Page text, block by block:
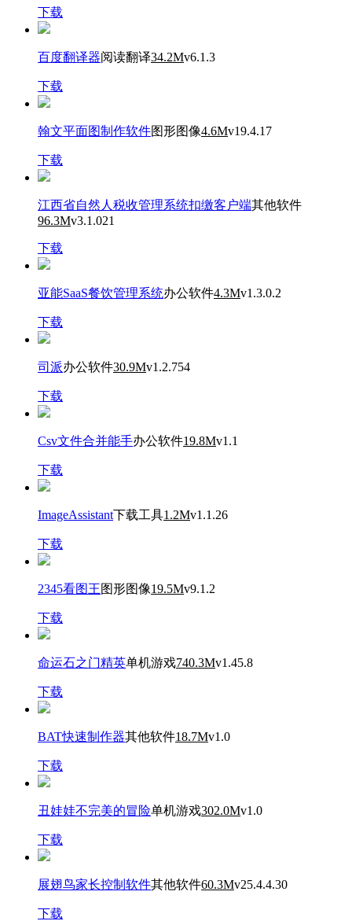
下载
百度翻译器阅读翻译34.2Mv6.1.3
下载
翰文平面图制作软件图形图像4.6Mv19.4.17
下载
江西省自然人税收管理系统扣缴客户端其他软件
96.3Mv3.1.021
下载
亚能SaaS餐饮管理系统办公软件4.3Mv1.3.0.2
下载
司派办公软件30.9Mv1.2.754
下载
Csv文件合并能手办公软件19.8Mv1.1
下载
ImageAssistant下载工具1.2Mv1.1.26
下载
2345看图王图形图像19.5Mv9.1.2
下载
命运石之门精英单机游戏740.3Mv1.45.8
下载
BAT快速制作器其他软件18.7Mv1.0
下载
丑娃娃不完美的冒险单机游戏302.0Mv1.0
下载
展翅鸟家长控制软件其他软件60.3Mv25.4.4.30
下载